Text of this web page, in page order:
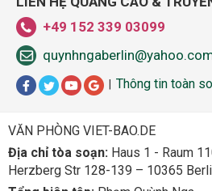
+49 152 339 03099
Thông tin toàn
VĂN PHÒNG VIET-BAO.DE
Địa chỉ tòa soạn: Haus 1 - Raum
Herzberg Str 128-139 – 10365